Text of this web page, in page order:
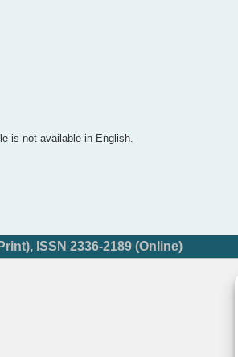
is not available in English.
ISSN 2336-2189 (Online)